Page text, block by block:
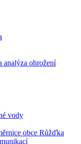
analýza ohrožení
vody
obce Růžďka